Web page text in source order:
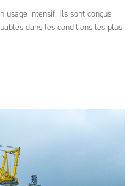
usage intensif. Ils sont conçus
dans les conditions les plus